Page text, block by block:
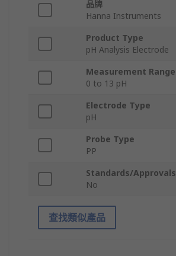
品牌
Hanna Instruments
Product Type
pH Analysis Electrode
Measurement Range
0 to 13 pH
Electrode Type
pH
Probe Type
PP
Standards/Approvals
No
查找類似產品